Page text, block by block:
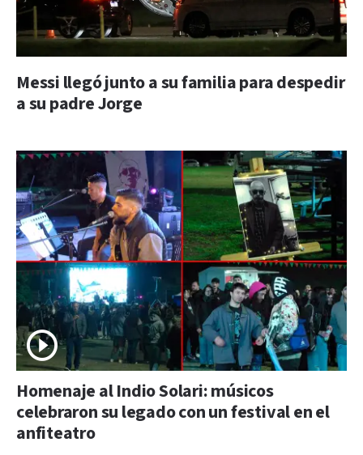
Messi llegó junto a su familia para despedir
a su padre Jorge
Homenaje al Indio Solari: músicos
celebraron su legado con un festival en el
anfiteatro